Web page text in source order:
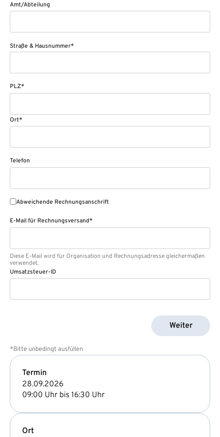
Amt/Abteilung
Straße & Hausnummer*
PLZ*
Ort*
Telefon
Abweichende Rechnungsanschrift
E-Mail für Rechnungsversand*
Diese E-Mail wird für Organisation und Rechnungsadresse gleichermaßen
verwendet.
Umsatzsteuer-ID
Weiter
*Bitte unbedingt ausfüllen
Termin
28.09.2026
09:00 Uhr bis 16:30 Uhr
Ort